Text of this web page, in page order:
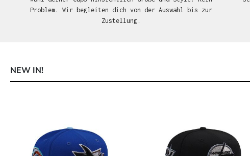
Problem. Wir begleiten dich von der Auswahl bis zur
Zustellung.
NEW IN!